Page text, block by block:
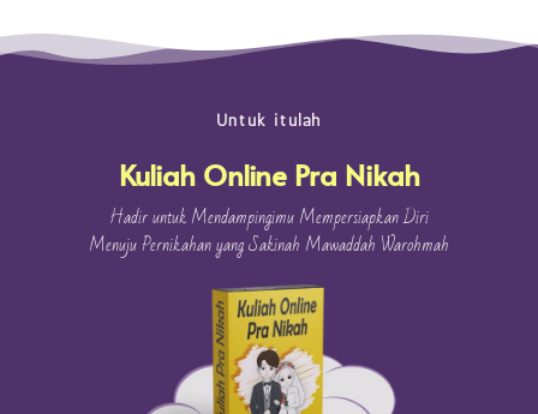
Untuk itulah
Kuliah Online Pra Nikah
Hadir untuk Mendampingimu Mempersiapkan Diri
Menuju Pernikahan yang Sakinah Mawaddah Warohmah